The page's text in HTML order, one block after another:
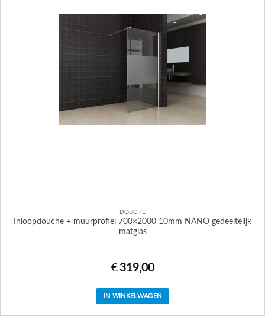
DOUCHE
Inloopdouche + muurprofiel 700×2000 10mm NANO gedeeltelijk
matglas
€ 319,00
IN WINKELWAGEN